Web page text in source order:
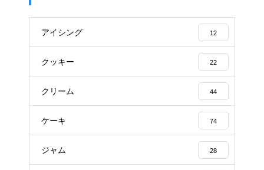
アイシング 12
クッキー 22
クリーム 44
ケーキ 74
ジャム 28